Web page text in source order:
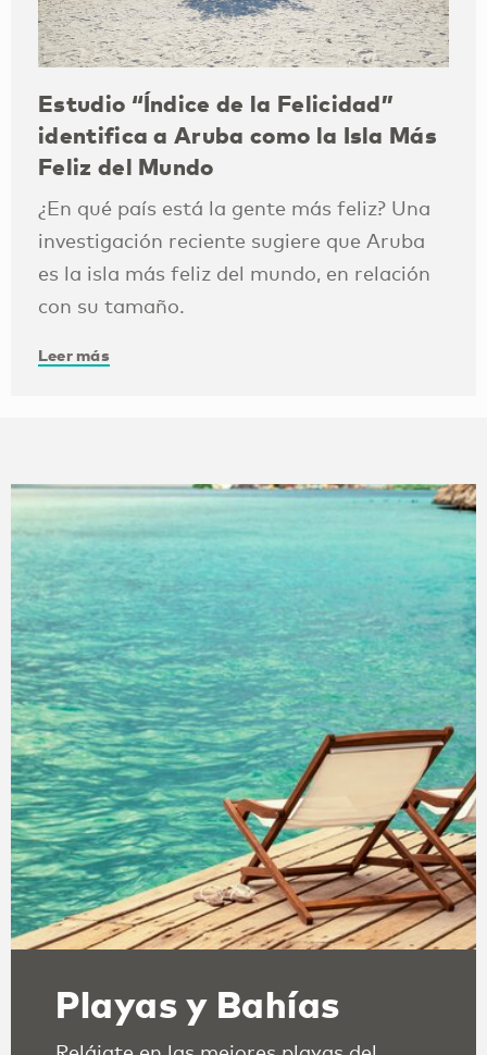
Estudio “Índice de la Felicidad”
identifica a Aruba como la Isla Más
Feliz del Mundo
¿En qué país está la gente más feliz? Una
investigación reciente sugiere que Aruba
es la isla más feliz del mundo, en relación
con su tamaño.
Leer más
Playas y Bahías